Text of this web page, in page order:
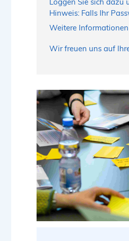
Hinweis: Falls Ihr
Weitere
Wir freuen uns auf